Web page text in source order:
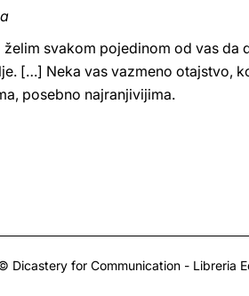
svakom pojedinom od vas da
[…] Neka vas vazmeno otajstvo,
posebno najranjivijima.
Dicastery for Communication - Libreria